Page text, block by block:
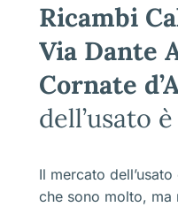
Ricambi
Via Dante
Cornate
dell’usato
Il mercato
che sono molto,